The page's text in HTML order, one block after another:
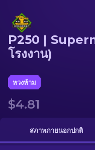
ปืนไรเฟิลซุ่มยิง
ถุงมือ
อื่น ๆ
P250 |
โรงงาน)
หวงห้าม
$4.81
สภาพภายนอกปกติ